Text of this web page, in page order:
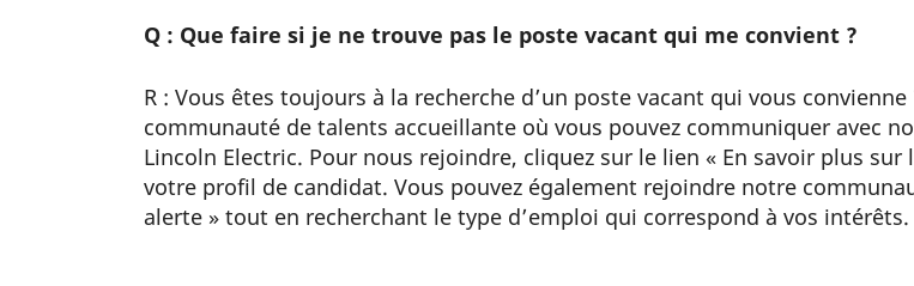
Q : Que faire si je ne trouve pas le poste vacant qui me convient ?
R : Vous êtes toujours à la recherche d’un poste vacant qui vous
communauté de talents accueillante où vous pouvez communiquer avec
Lincoln Electric. Pour nous rejoindre, cliquez sur le lien « En savoir plus
votre profil de candidat. Vous pouvez également rejoindre notre
alerte » tout en recherchant le type d’emploi qui correspond à vos intérêts.